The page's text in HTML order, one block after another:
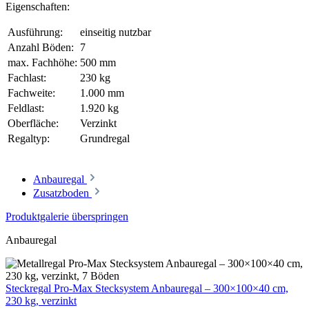
Eigenschaften:
Ausführung:
einseitig nutzbar
Anzahl Böden:
7
max. Fachhöhe: 500 mm
Fachlast:
230 kg
Fachweite:
1.000 mm
Feldlast:
1.920 kg
Oberfläche:
Verzinkt
Regaltyp:
Grundregal
Anbauregal
Zusatzboden
Produktgalerie überspringen
Anbauregal
Steckregal Pro-Max Stecksystem Anbauregal – 300×100×40 cm,
230 kg, verzinkt